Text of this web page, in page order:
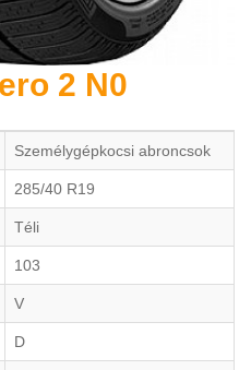
2 N0
Személygépkocsi abroncsok
285/40 R19
Téli
103
V
D